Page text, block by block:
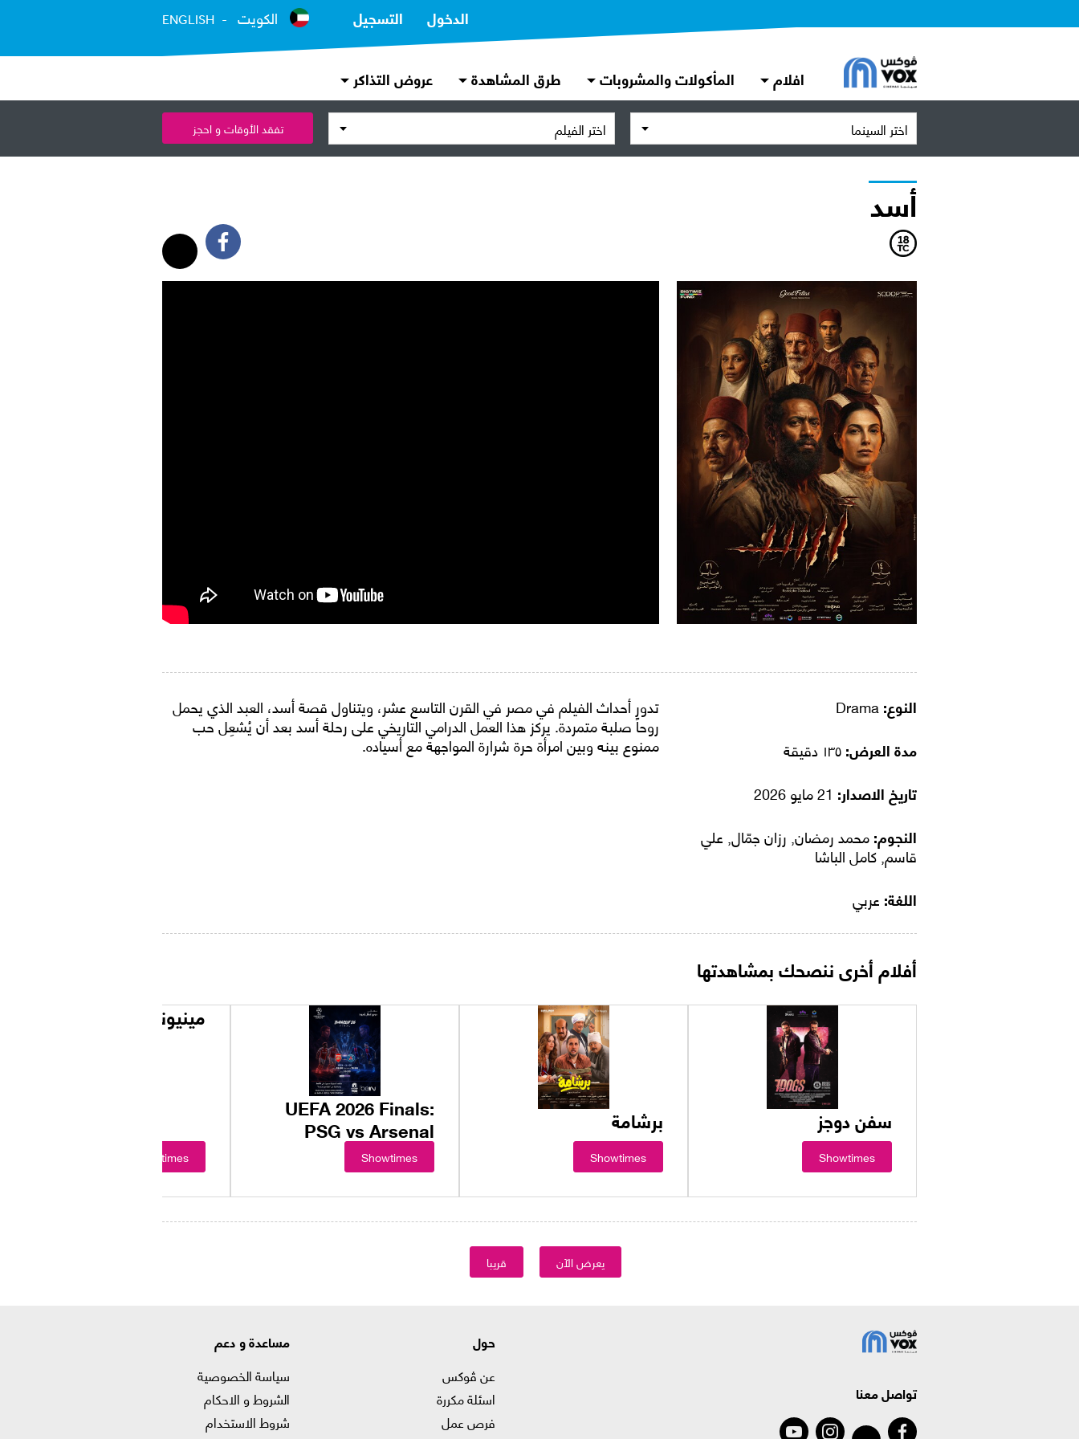
الدخول التسجيل الكويت ENGLISH
افلام المأكولات والمشروبات طرق المشاهدة عروض التذاكر
اختر السينما اختر الفيلم تفقد الأوقات و احجز
أسد
النوع:
مدة العرض:
تاريخ الاصدار:
النجوم:محمد رمضان, رزان جمّال, علي
قاسم, كامل الباشا
اللغة: عربي
تدور أحداث الفيلم في مصر في القرن التاسع عشر، ويتناول قصة أسد، العبد الذي يحمل
روحاً صلبة متمردة. يركز هذا العمل الدرامي التاريخي على رحلة أسد بعد أن يُشعِل حب
ممنوع بينه وبين امرأة حرة شرارة المواجهة مع أسياده.
أفلام أخرى ننصحك بمشاهدتها
سفن دوجز
Showtimes
برشامة
Showtimes
UEFA 2026 Finals:
PSG vs Arsenal
Showtimes
مينيونز والوحوش
Showtimes
يعرض الآن قريبا
تواصل معنا
حول
عن ڤوكس
اسئلة مكررة
فرص عمل
مساعدة و دعم
سياسة الخصوصية
الشروط و الاحكام
شروط الاستخدام